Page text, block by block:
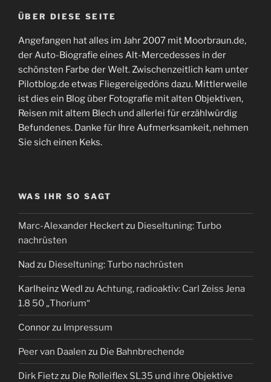
ÜBER DIESE SEITE
Angefangen hat alles im Jahr 2007 mit Moorbraun.de,
der Auto-Biografie eines Alt-Mercedesses in der
schönsten Farbe der Welt. Zwischenzeitlich kam unter
Pilotblog.de etwas Fliegereigedöns dazu. Mittlerweile
ist dies ein Blog über Fotografie mit alten Objektiven,
Reisen mit altem Blech und allerlei für erzählwürdig
Befundenes. Danke für Ihre Aufmerksamkeit, nehmen
Sie sich einen Keks.
WAS IHR SO SAGT
Marc-Alexander Heckertzu Dieseltuning: Turbo
nachrüsten
Nad zu Dieseltuning: Turbo nachrüsten
Karlheinz Wedl zu Achtung, radioaktiv: Carl Zeiss Jena
1.8 50 „Thorium“
Connorzu Impressum
Peer van Daalen zu Die Bahnbrechende
Dirk Fietzzu Die Rolleiflex SL35 und ihre Objektive